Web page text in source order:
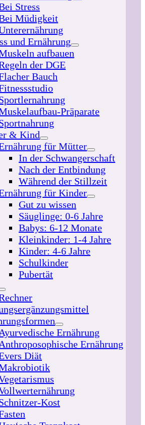
Stress
Müdigkeit
und Ernährung
aufbauen
der DGE
Bauch
Präparate
& Kind
für Mütter
In der Schwangerschaft
Nach der Entbindung
Während der Stillzeit
für Kinder
Gut zu wissen
Säuglinge: 0-6 Jahre
Babys: 6-12 Monate
Kleinkinder: 1-4 Jahre
Kinder: 4-6 Jahre
Schulkinder
Pubertät
Ayurvedische Ernährung
Anthroposophische Ernährung
Diät
Kost